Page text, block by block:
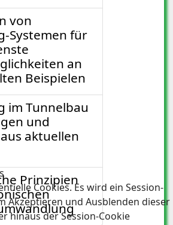
von
Systemen für
an
Beispielen
im Tunnelbau
und
aktuellen
Prinzipien
Cookies. Es wird ein Session-
Akzeptieren und Ausblenden dieser
hinaus der Session-Cookie